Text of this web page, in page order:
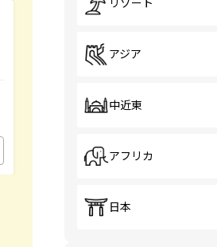
リゾート
アジア
中近東
アフリカ
日本